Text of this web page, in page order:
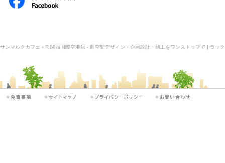
サンマルクカフェ＋R 関西国際空港店 - 商空間デザイン・企画設計・施工をワンストップで | ラッ